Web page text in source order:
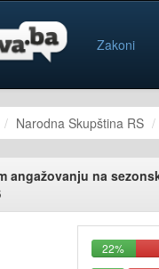
Zakoni
Narodna Skupština RS
angažovanju na
22%